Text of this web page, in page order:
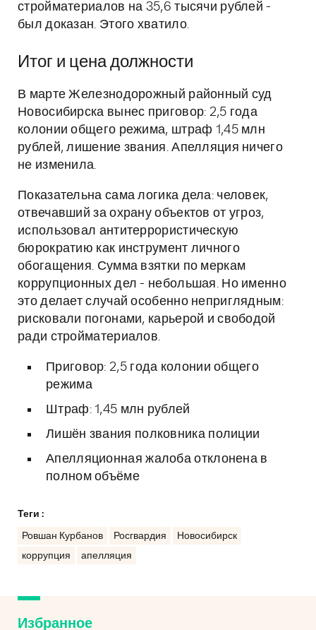
стройматериалов на 35,6 тысячи рублей -
был доказан. Этого хватило.
Итог и цена должности
В марте Железнодорожный районный суд
Новосибирска вынес приговор: 2,5 года
колонии общего режима, штраф 1,45 млн
рублей, лишение звания. Апелляция ничего
не изменила.
Показательна сама логика дела: человек,
отвечавший за охрану объектов от угроз,
использовал антитеррористическую
бюрократию как инструмент личного
обогащения. Сумма взятки по меркам
коррупционных дел - небольшая. Но именно
это делает случай особенно неприглядным:
рисковали погонами, карьерой и свободой
ради стройматериалов.
Приговор: 2,5 года колонии общего
режима
Штраф: 1,45 млн рублей
Лишён звания полковника полиции
Апелляционная жалоба отклонена в
полном объёме
Теги :
Ровшан Курбанов Росгвардия
Новосибирск
коррупция
апелляция
Избранное